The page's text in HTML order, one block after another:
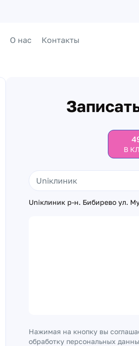
О нас Контакты
В
Uniклиник р-н. Бибирево ул.
Нажимая на кнопку вы
обработку персональных